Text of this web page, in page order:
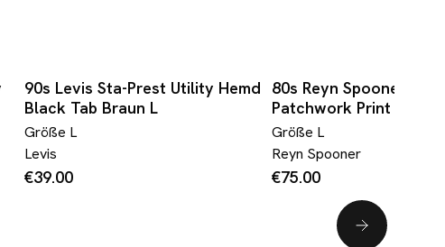
90s Levis Sta-Prest Utility Hemd
Black Tab Braun L
Größe L
Levis
€39.00
80s Reyn Spooner
Patchwork Print Bunt L
Größe L
Reyn Spooner
€75.00